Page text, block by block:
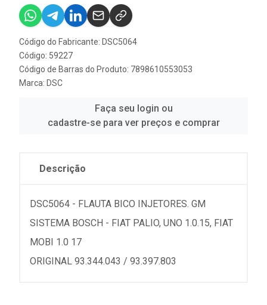
Código do Fabricante: DSC5064
Código: 59227
Código de Barras do Produto: 7898610553053
Marca: DSC
Faça seu login ou
cadastre-se para ver preços e comprar
Descrição
DSC5064 - FLAUTA BICO INJETORES. GM
SISTEMA BOSCH - FIAT PALIO, UNO 1.0.15, FIAT
MOBI 1.0 17
ORIGINAL 93.344.043 / 93.397.803